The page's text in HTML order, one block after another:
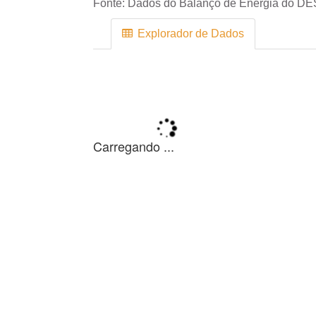
Fonte: Dados do Balanço de Energia do
Explorador de Dados